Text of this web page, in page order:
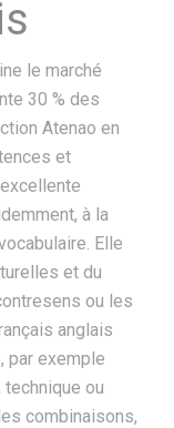
le marché
30 % des
Atenao en
et
à la
Elle
et du
ou les
anglais
par exemple
ou
combinaisons,